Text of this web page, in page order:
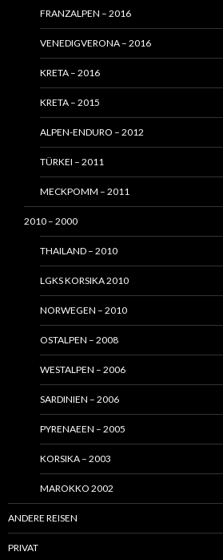
FRANZALPEN – 2016
VENEDIGVERONA – 2016
KRETA – 2016
KRETA – 2015
ALPEN-ENDURO – 2012
TÜRKEI – 2011
MECKPOMM – 2011
2010 – 2000
THAILAND – 2010
LGKS KORSIKA 2010
NORWEGEN – 2010
OSTALPEN – 2008
WESTALPEN – 2006
SARDINIEN – 2006
PYRENAEEN – 2005
KORSIKA – 2003
MAROKKO 2002
ANDERE REISEN
PRIVAT